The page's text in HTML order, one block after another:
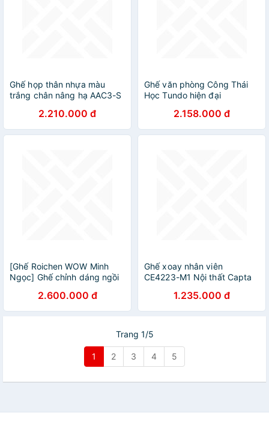
Ghế họp thân nhựa màu
trắng chân nâng hạ AAC3-S
tại nhà thân nhựa PP màu
trắng chân xoay nâng hạ có
lưng tựa thấp AAC tại HCM
2.210.000 đ
Ghế văn phòng Công Thái
Học Tundo hiện đại
2.158.000 đ
[Ghế Roichen WOW Minh
Ngọc] Ghế chỉnh dáng ngồi
- WOW Hàn Quốc. Ghế xám
chân đen
2.600.000 đ
Ghế xoay nhân viên
CE4223-M1 Nội thất Capta
hiện đại chân nhựa xoay
nâng hạ hcm
1.235.000 đ
Trang 1/5
1 2 3 4 5